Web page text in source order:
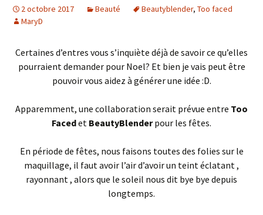
2 octobre 2017 Beauté Beautyblender, Too faced
MaryD
Certaines d’entres vous s’inquiète déjà de savoir ce qu’elles
pourraient demander pour Noel? Et bien je vais peut être
pouvoir vous aidez à générer une idée :D.
Apparemment, une collaboration serait prévue entre Too
Facedet BeautyBlenderpour les fêtes.
En période de fêtes, nous faisons toutes des folies sur le
maquillage, il faut avoir l’air d’avoir un teint éclatant ,
rayonnant , alors que le soleil nous dit bye bye depuis
longtemps.